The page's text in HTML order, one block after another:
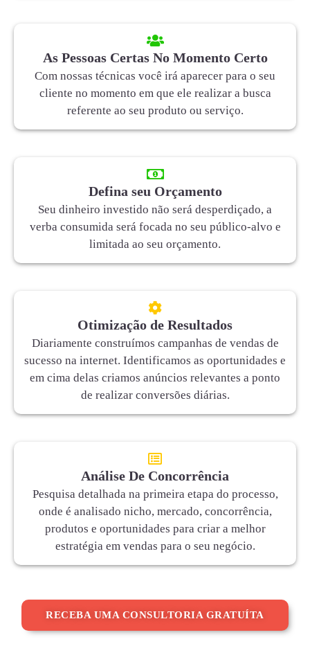
As Pessoas Certas No Momento Certo
Com nossas técnicas você irá aparecer para o seu
cliente no momento em que ele realizar a busca
referente ao seu produto ou serviço.
Defina seu Orçamento
Seu dinheiro investido não será desperdiçado, a
verba consumida será focada no seu público-alvo e
limitada ao seu orçamento.
Otimização de Resultados
Diariamente construímos campanhas de vendas de
sucesso na internet. Identificamos as oportunidades e
em cima delas criamos anúncios relevantes a ponto
de realizar conversões diárias.
Análise De Concorrência
Pesquisa detalhada na primeira etapa do processo,
onde é analisado nicho, mercado, concorrência,
produtos e oportunidades para criar a melhor
estratégia em vendas para o seu negócio.
RECEBA UMA CONSULTORIA GRATUÍTA